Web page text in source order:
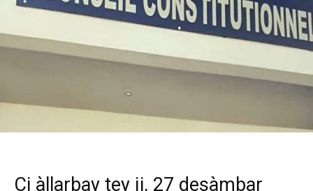
Ci àllarbay tey ji, 27 desàmbar